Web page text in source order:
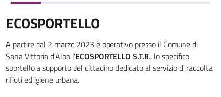
ECOSPORTELLO
A partire dal 2 marzo 2023 è operativo presso il Comune di
Sana Vittoria d’Alba l’ECOSPORTELLO S.T.R., lo specifico
sportello a supporto del cittadino dedicato al servizio di raccolta
rifiuti ed igiene urbana.